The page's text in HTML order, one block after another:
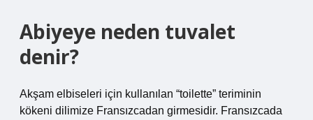
Abiyeye neden tuvalet
denir?
Akşam elbiseleri için kullanılan “toilette” teriminin
kökeni dilimize Fransızcadan girmesidir. Fransızcada